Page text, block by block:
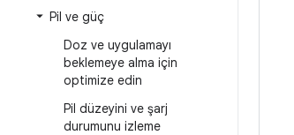
Pil ve güç
Doz ve uygulamayı
beklemeye alma için
optimize edin
Pil düzeyini ve şarj
durumunu izleme